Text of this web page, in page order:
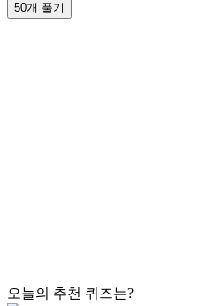
50개 풀기
오늘의 추천 퀴즈는?